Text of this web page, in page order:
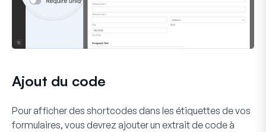
Ajout du code
Pour afficher des shortcodes dans les étiquettes de vos
formulaires, vous devrez ajouter un extrait de code à